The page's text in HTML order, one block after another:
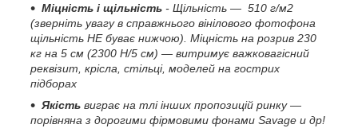
Міцність і щільність - Щільність — 510 г/м2
(зверніть увагу в справжнього вінілового фотофона
щільність НЕ буває нижчою). Міцність на розрив 230
кг на 5 см (2300 H/5 см) — витримує важковагісний
реквізит, крісла, стільці, моделей на гострих
підборах
Якість виграє на тлі інших пропозицій ринку —
порівняна з дорогими фірмовими фонами Savage и др!